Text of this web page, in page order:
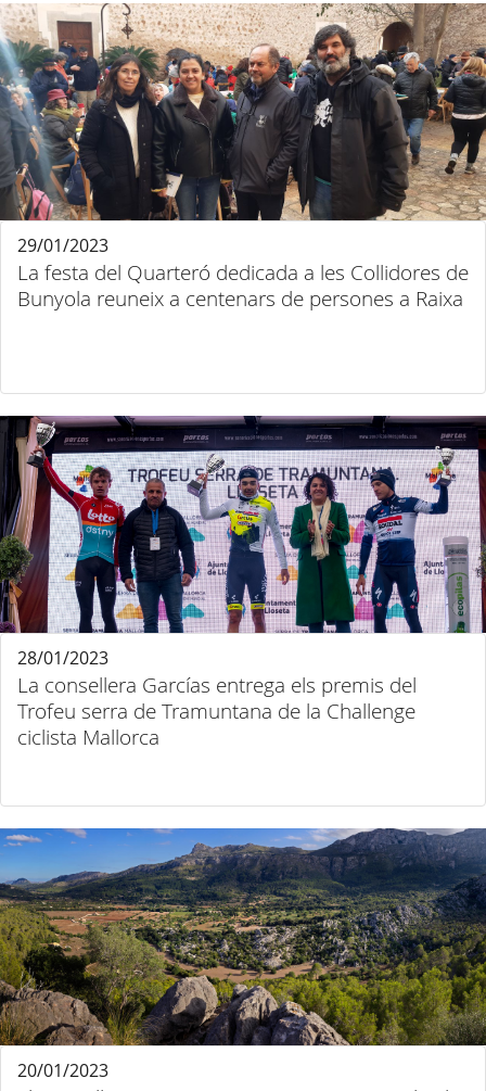
La festa del Quarteró dedicada a les Collidores de
Bunyola reuneix a centenars de persones a Raixa
29/01/2023
La consellera Garcías entrega els premis del
Trofeu serra de Tramuntana de la Challenge
ciclista Mallorca
28/01/2023
20/01/2023